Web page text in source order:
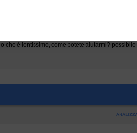
che è lentissimo, come potete aiutarmi?